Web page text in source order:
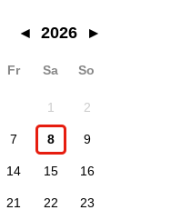
◂ 2026 ▸
Fr Sa So
1 2
7 8 9
14 15 16
21 22 23